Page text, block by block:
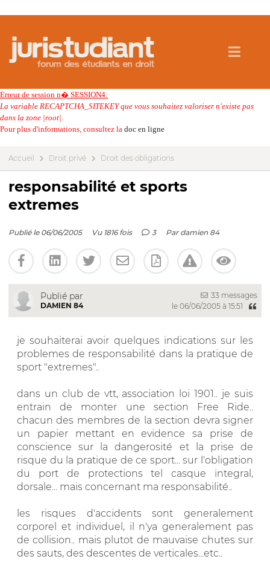
Erreur de session n� SESSION4:
La variable RECAPTCHA_SITEKEY que vous souhaitez valoriser n'existe pas
dans la zone |root|.
Pour plus d'informations, consultez la doc en ligne
Accueil Droit privé Droit des obligations
responsabilité et sports
extremes
Publié le 06/06/2005 Vu 1816 fois 3 Par damien 84
Publié par
DAMIEN 84
33 messages
le 06/06/2005 à 15:51
je souhaiterai avoir quelques indications sur les
problemes de responsabilité dans la pratique de
sport "extremes"..
dans un club de vtt, association loi 1901.. je suis
entrain de monter une section Free Ride..
chacun des membres de la section devra signer
un papier mettant en evidence sa prise de
conscience sur la dangerosité et la prise de
risque du la pratique de ce sport... sur l'obligation
du port de protections tel casque integral,
dorsale... mais concernant ma responsabilité..
les risques d'accidents sont generalement
corporel et individuel, il n'ya generalement pas
de collision.. mais plutot de mauvaise chutes sur
des sauts, des descentes de verticales...etc..